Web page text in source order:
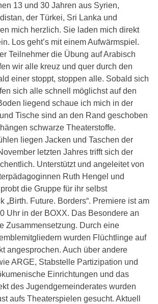
13 und 30 Jahren aus Syrien,
der Türkei, Sri Lanka und
mich herzlich. Sie laden mich direkt
Los geht’s mit einem Aufwärmspiel.
Teilnehmer die Übung auf Arabisch
wir alle kreuz und quer durch den
einer stoppt, stoppen alle. Sobald sich
sich alle schnell möglichst auf den
liegend schaue ich mich in der
Tische sind an den Rand geschoben
schwarze Theaterstoffe.
liegen Jacken und Taschen der
letzten Jahres trifft sich der
Unterstützt und angeleitet von
Ruth Hengel und
die Gruppe für ihr selbst
„Birth. Future. Borders“. Premiere ist am
Uhr in der BOXX. Das Besondere an
Zusammensetzung. Durch eine
wurden Flüchtlinge auf
angesprochen. Auch über andere
ARGE, Stabstelle Partizipation und
Einrichtungen und das
des Jugendgemeinderates wurden
aufs Theaterspielen gesucht. Aktuell